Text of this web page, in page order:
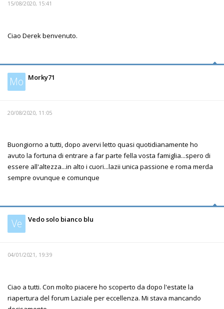
15/08/2020, 15:41
Ciao Derek benvenuto.
Mo Morky71
20/08/2020, 11:05
Buongiorno a tutti, dopo avervi letto quasi quotidianamente ho
avuto la fortuna di entrare a far parte fella vosta famiglia...spero di
essere all'altezza...in alto i cuori...lazii unica passione e roma merda
sempre ovunque e comunque
Ve Vedo solo bianco blu
04/01/2021, 19:39
Ciao a tutti. Con molto piacere ho scoperto da dopo l'estate la
riapertura del forum Laziale per eccellenza. Mi stava mancando